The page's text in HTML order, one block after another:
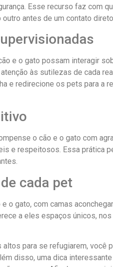
Esse recurso faz com
antes de um contato direto.
e o gato possam interagir
às sutilezas de cada
e redirecione os pets para a
o cão e o gato com
e respeitosos. Essa prática
cada pet
o gato, com camas
a eles espaços únicos,
para se refugiarem, você
disso, uma dica